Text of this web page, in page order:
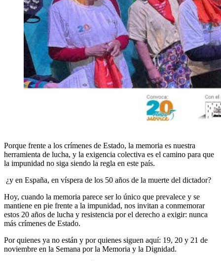
Porque frente a los crímenes de Estado, la memoria es nuestra
herramienta de lucha, y la exigencia colectiva es el camino para que
la impunidad no siga siendo la regla en este país.
¿y en España, en víspera de los 50 años de la muerte del dictador?
Hoy, cuando la memoria parece ser lo único que prevalece y se
mantiene en pie frente a la impunidad, nos invitan a conmemorar
estos 20 años de lucha y resistencia por el derecho a exigir: nunca
más crímenes de Estado.
Por quienes ya no están y por quienes siguen aquí: 19, 20 y 21 de
noviembre en la Semana por la Memoria y la Dignidad.